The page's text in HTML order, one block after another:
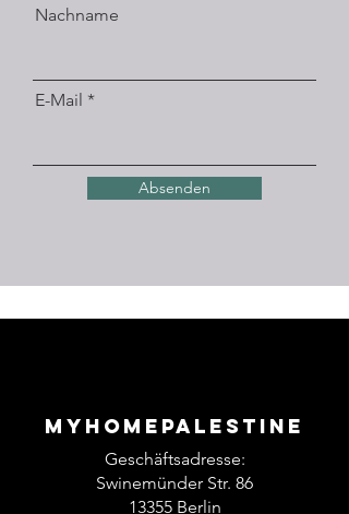
Nachname
E-Mail
Absenden
Myhomepalestine
Geschäftsadresse:
Swinemünder Str. 86
13355 Berlin